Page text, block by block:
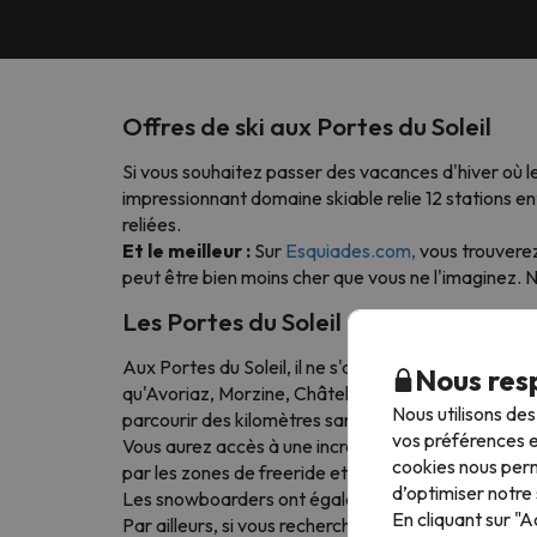
Offres de ski aux Portes du Soleil
Si vous souhaitez passer des vacances d'hiver
impressionnant domaine skiable relie 12 stations
reliées.
Et le meilleur : Sur Esquiades.com, vous
peut être bien moins cher que vous ne l'imaginez.
Les Portes du Soleil en action :
Aux Portes du Soleil, il ne s'agit pas seulement de
qu'Avoriaz, Morzine, Châtel, Les Gets ou
parcourir des kilomètres sans avoir à répéter
Vous aurez accès à une incroyable variété de
par les zones de freeride et de hors-piste.
Les snowboarders ont également leur place ici,
Par ailleurs, si vous recherchez des itinéraires
Nous
Nous utilisons
vos préférences
cookies nous
d’optimiser
En cliquant sur